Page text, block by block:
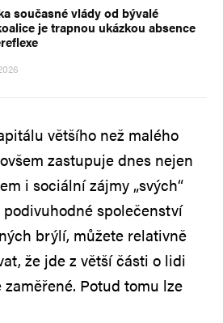
současné vlády od bývalé
je trapnou ukázkou absence
většího než malého
zastupuje dnes nejen
i sociální zájmy „svých“
společenství
brýlí, můžete relativně
že jde z větší části o lidi
Potud tomu lze